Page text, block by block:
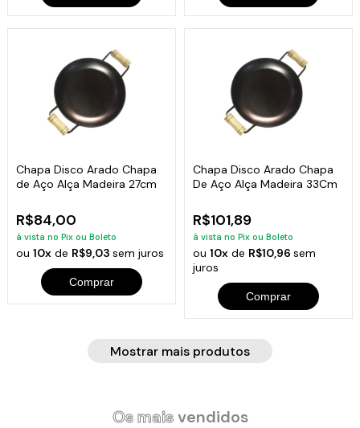
Chapa Disco Arado Chapa
de Aço Alça Madeira 27cm
R$84,00
à vista no Pix ou Boleto
ou10x de R$9,03sem juros
Comprar
Chapa Disco Arado Chapa
De Aço Alça Madeira 33Cm
R$101,89
à vista no Pix ou Boleto
ou 10xde R$10,96 sem
juros
Comprar
Mostrar mais produtos
Os maisvendidos